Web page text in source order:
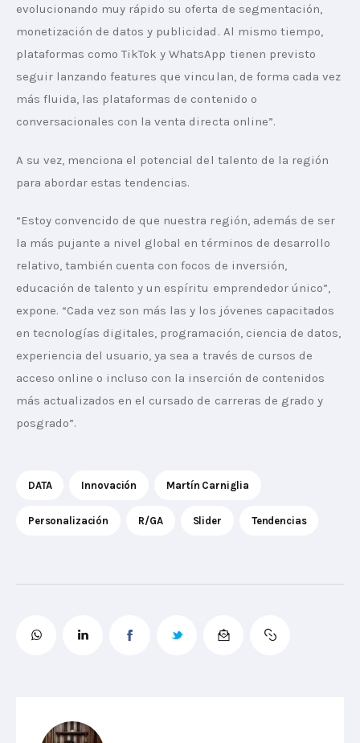
evolucionando muy rápido su oferta de segmentación,
monetización de datos y publicidad. Al mismo tiempo,
plataformas como TikTok y WhatsApp tienen previsto
seguir lanzando features que vinculan, de forma cada vez
más fluida, las plataformas de contenido o
conversacionales con la venta directa online”.
A su vez, menciona el potencial del talento de la región
para abordar estas tendencias.
“Estoy convencido de que nuestra región, además de ser
la más pujante a nivel global en términos de desarrollo
relativo, también cuenta con focos de inversión,
educación de talento y un espíritu emprendedor único”,
expone. “Cada vez son más las y los jóvenes capacitados
en tecnologías digitales, programación, ciencia de datos,
experiencia del usuario, ya sea a través de cursos de
acceso online o incluso con la inserción de contenidos
más actualizados en el cursado de carreras de grado y
posgrado”.
DATA Innovación Martín Carniglia
Personalización R/GA Slider Tendencias